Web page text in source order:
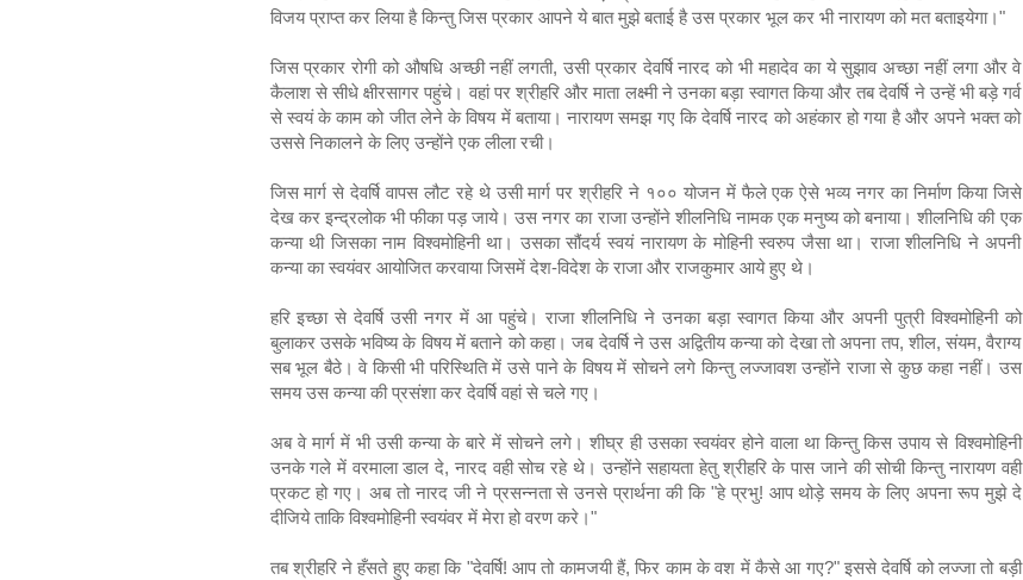
विजय प्राप्त कर लिया है किन्तु जिस प्रकार आपने ये बात मुझे बताई है उस प्रकार भूल कर भी नारायण को मत बताइयेगा।"
जिस प्रकार रोगी को औषधि अच्छी नहीं लगती, उसी प्रकार देवर्षि नारद को भी महादेव का ये सुझाव अच्छा नहीं लगा और वे
कैलाश से सीधे क्षीरसागर पहुंचे। वहां पर श्रीहरि और माता लक्ष्मी ने उनका बड़ा स्वागत किया और तब देवर्षि ने उन्हें भी बड़े गर्व
से स्वयं के काम को जीत लेने के विषय में बताया। नारायण समझ गए कि देवर्षि नारद को अहंकार हो गया है और अपने भक्त को
उससे निकालने के लिए उन्होंने एक लीला रची।
जिस मार्ग से देवर्षि वापस लौट रहे थे उसी मार्ग पर श्रीहरि ने १०० योजन में फैले एक ऐसे भव्य नगर का निर्माण किया जिसे
देख कर इन्द्रलोक भी फीका पड़ जाये। उस नगर का राजा उन्होंने शीलनिधि नामक एक मनुष्य को बनाया। शीलनिधि की एक
कन्या थी जिसका नाम विश्वमोहिनी था। उसका सौंदर्य स्वयं नारायण के मोहिनी स्वरुप जैसा था। राजा शीलनिधि ने अपनी
कन्या का स्वयंवर आयोजित करवाया जिसमें देश-विदेश के राजा और राजकुमार आये हुए थे।
हरि इच्छा से देवर्षि उसी नगर में आ पहुंचे। राजा शीलनिधि ने उनका बड़ा स्वागत किया और अपनी पुत्री विश्वमोहिनी को
बुलाकर उसके भविष्य के विषय में बताने को कहा। जब देवर्षि ने उस अद्वितीय कन्या को देखा तो अपना तप, शील, संयम, वैराग्य
सब भूल बैठे। वे किसी भी परिस्थिति में उसे पाने के विषय में सोचने लगे किन्तु लज्जावश उन्होंने राजा से कुछ कहा नहीं। उस
समय उस कन्या की प्रसंशा कर देवर्षि वहां से चले गए।
अब वे मार्ग में भी उसी कन्या के बारे में सोचने लगे। शीघ्र ही उसका स्वयंवर होने वाला था किन्तु किस उपाय से विश्वमोहिनी
उनके गले में वरमाला डाल दे, नारद वही सोच रहे थे। उन्होंने सहायता हेतु श्रीहरि के पास जाने की सोची किन्तु नारायण वही
प्रकट हो गए। अब तो नारद जी ने प्रसन्नता से उनसे प्रार्थना की कि "हे प्रभु! आप थोड़े समय के लिए अपना रूप मुझे दे
दीजिये ताकि विश्वमोहिनी स्वयंवर में मेरा हो वरण करे।"
तब श्रीहरि ने हँसते हुए कहा कि "देवर्षि! आप तो कामजयी हैं, फिर काम के वश में कैसे आ गए?" इससे देवर्षि को लज्जा तो बड़ी